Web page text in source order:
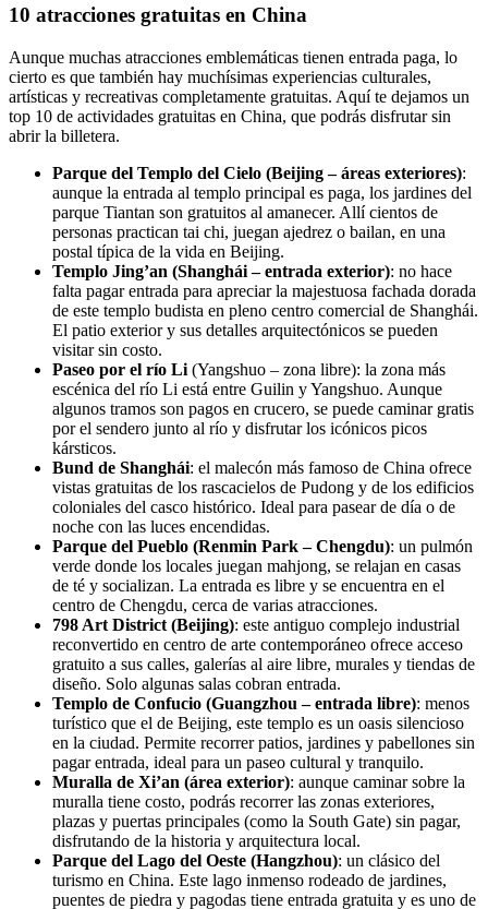
10 atracciones gratuitas en China
Aunque muchas atracciones emblemáticas tienen entrada paga, lo
cierto es que también hay muchísimas experiencias culturales,
artísticas y recreativas completamente gratuitas. Aquí te dejamos un
top 10 de actividades gratuitas en China, que podrás disfrutar sin
abrir la billetera.
Parque del Templo del Cielo (Beijing – áreas exteriores):
aunque la entrada al templo principal es paga, los jardines del
parque Tiantan son gratuitos al amanecer. Allí cientos de
personas practican tai chi, juegan ajedrez o bailan, en una
postal típica de la vida en Beijing.
Templo Jing’an (Shanghái – entrada exterior): no hace
falta pagar entrada para apreciar la majestuosa fachada dorada
de este templo budista en pleno centro comercial de Shanghái.
El patio exterior y sus detalles arquitectónicos se pueden
visitar sin costo.
Paseo por el río Li (Yangshuo – zona libre): la zona más
escénica del río Li está entre Guilin y Yangshuo. Aunque
algunos tramos son pagos en crucero, se puede caminar gratis
por el sendero junto al río y disfrutar los icónicos picos
kársticos.
Bund de Shanghái: el malecón más famoso de China ofrece
vistas gratuitas de los rascacielos de Pudong y de los edificios
coloniales del casco histórico. Ideal para pasear de día o de
noche con las luces encendidas.
Parque del Pueblo (Renmin Park – Chengdu): un pulmón
verde donde los locales juegan mahjong, se relajan en casas
de té y socializan. La entrada es libre y se encuentra en el
centro de Chengdu, cerca de varias atracciones.
798 Art District (Beijing): este antiguo complejo industrial
reconvertido en centro de arte contemporáneo ofrece acceso
gratuito a sus calles, galerías al aire libre, murales y tiendas de
diseño. Solo algunas salas cobran entrada.
Templo de Confucio (Guangzhou – entrada libre): menos
turístico que el de Beijing, este templo es un oasis silencioso
en la ciudad. Permite recorrer patios, jardines y pabellones sin
pagar entrada, ideal para un paseo cultural y tranquilo.
Muralla de Xi’an (área exterior): aunque caminar sobre la
muralla tiene costo, podrás recorrer las zonas exteriores,
plazas y puertas principales (como la South Gate) sin pagar,
disfrutando de la historia y arquitectura local.
Parque del Lago del Oeste (Hangzhou): un clásico del
turismo en China. Este lago inmenso rodeado de jardines,
puentes de piedra y pagodas tiene entrada gratuita y es uno de